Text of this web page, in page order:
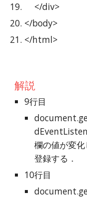
    </div>
</body>
</html>
解説
9行目
欄の値が変
登録する．
10行目